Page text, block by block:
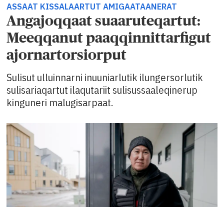
ASSAAT KISSALAARTUT AMIGAATAANERAT
Angajoqqaat suaaruteqartut:
Meeqqanut paaqqinnittarfigut
ajornartorsiorput
Sulisut ulluinnarni inuuniarlutik ilungersorlutik
sulisariaqartut ilaqutariit sulisussaaleqinerup
kinguneri malugisarpaat.